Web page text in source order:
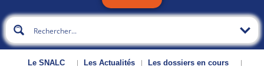
Le SNALC Les Actualités
Les dossiers en cours